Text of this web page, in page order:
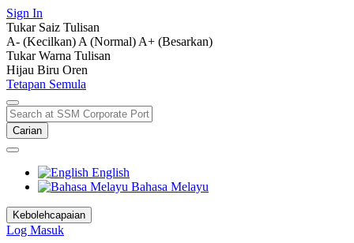
Sign In
Tukar Saiz Tulisan
A- (Kecilkan) A (Normal) A+ (Besarkan)
Tukar Warna Tulisan
Hijau Biru Oren
Tetapan Semula
Carian
English
Bahasa Melayu
Kebolehcapaian
Log Masuk